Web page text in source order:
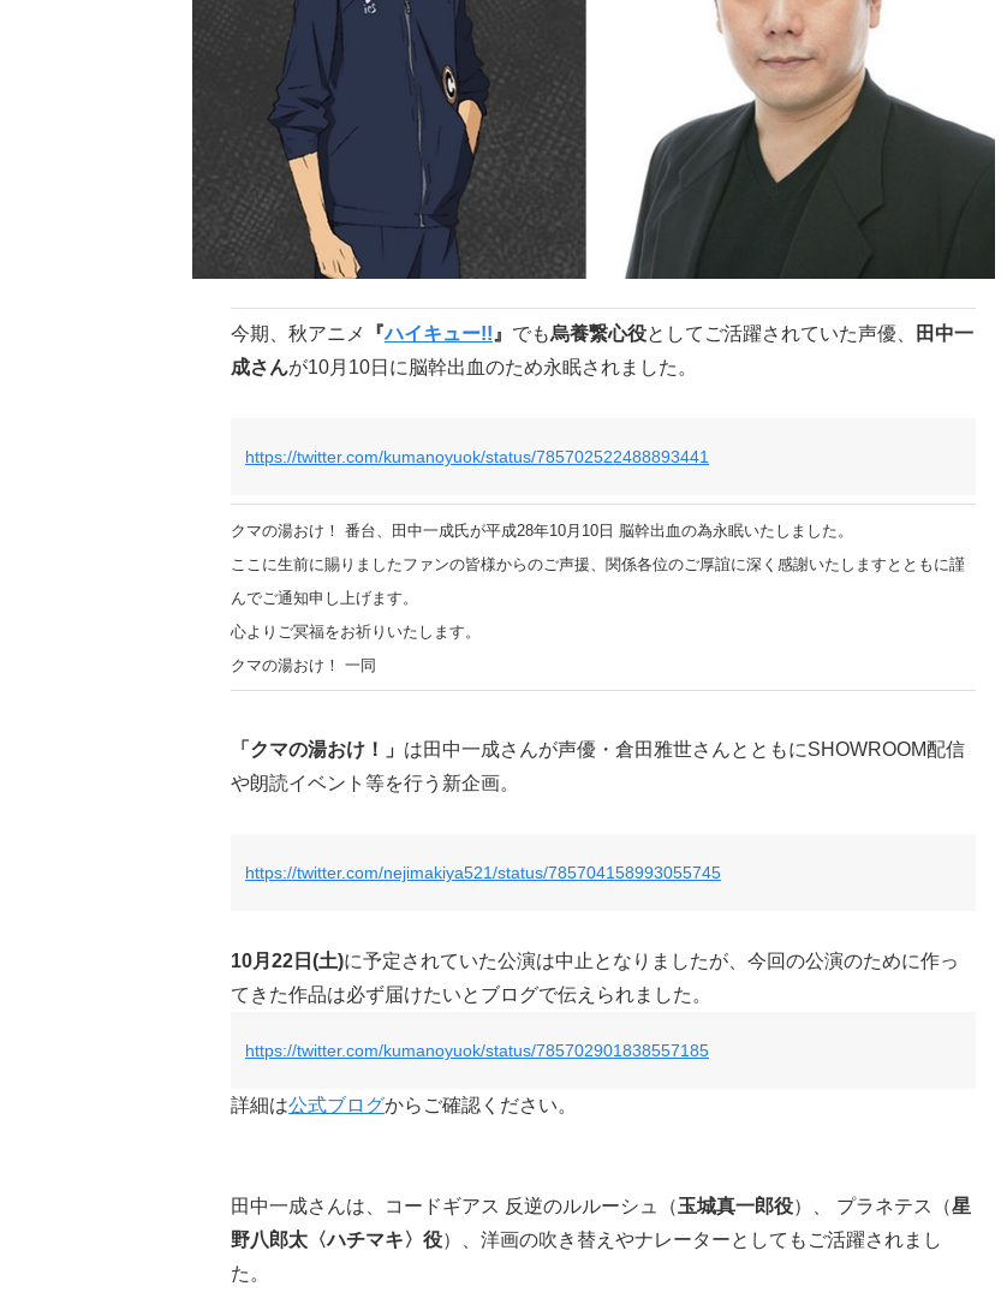
今期、秋アニメ 『ハイキュー!! 』 でも烏養繋心役としてご活躍されていた声優、
田中一
成さんが10月10日に脳幹出血のため永眠されました。
https://twitter.com/kumanoyuok/status/785702522488893441
クマの湯おけ！ 番台、田中一成氏が平成28年10月10日 脳幹出血の為永眠いたしました。
ここに生前に賜りましたファンの皆様からのご声援、関係各位のご厚誼に深く感謝いたしますとともに謹
んでご通知申し上げます。
心よりご冥福をお祈りいたします。
クマの湯おけ！ 一同
「クマの湯おけ！」 は田中一成さんが声優・倉田雅世さんとともにSHOWROOM配信
や朗読イベント等を行う新企画。
https://twitter.com/nejimakiya521/status/785704158993055745
10月22日(土)に予定されていた公演は中止となりましたが、今回の公演のために作っ
てきた作品は必ず届けたいとブログで伝えられました。
https://twitter.com/kumanoyuok/status/785702901838557185
詳細は公式ブログからご確認ください。
田中一成さんは、コードギアス 反逆のルルーシュ（玉城真一郎役）、 プラネテス（星
野八郎太〈ハチマキ〉役）、洋画の吹き替えやナレーターとしてもご活躍されまし
た。